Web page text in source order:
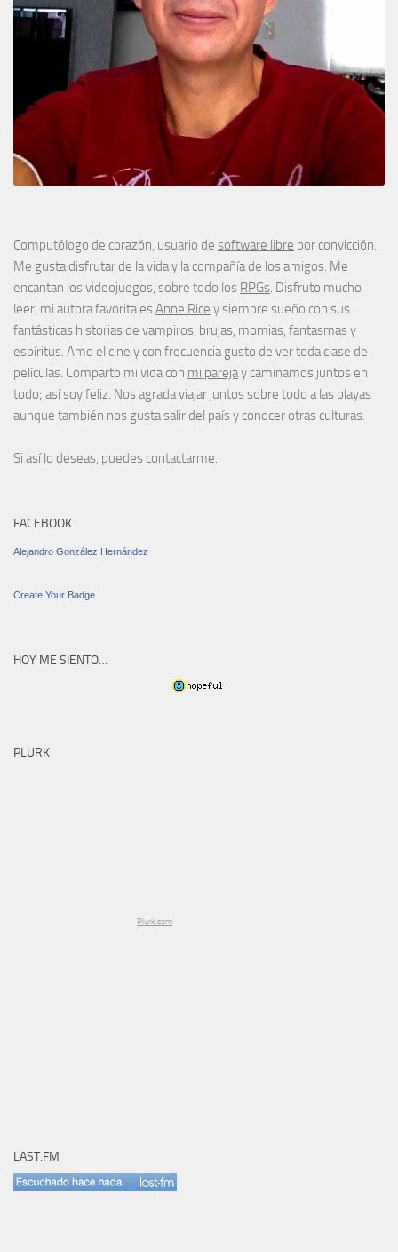
Computólogo de corazón, usuario de software libre por convicción.
Me gusta disfrutar de la vida y la compañía de los amigos. Me
encantan los videojuegos, sobre todo los RPGs. Disfruto mucho
leer, mi autora favorita esAnne Rice y siempre sueño con sus
fantásticas historias de vampiros, brujas, momias, fantasmas y
espíritus. Amo el cine y con frecuencia gusto de ver toda clase de
películas. Comparto mi vida con mi parejay caminamos juntos en
todo; así soy feliz. Nos agrada viajar juntos sobre todo a las playas
aunque también nos gusta salir del país y conocer otras culturas.
Si así lo deseas, puedes contactarme.
FACEBOOK
Alejandro González Hernández
Create Your Badge
HOY ME SIENTO…
PLURK
Plurk.com
LAST.FM